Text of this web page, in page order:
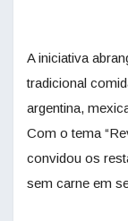
A iniciativa
tradicional
argentina,
Com o tema
convidou os
sem carne em